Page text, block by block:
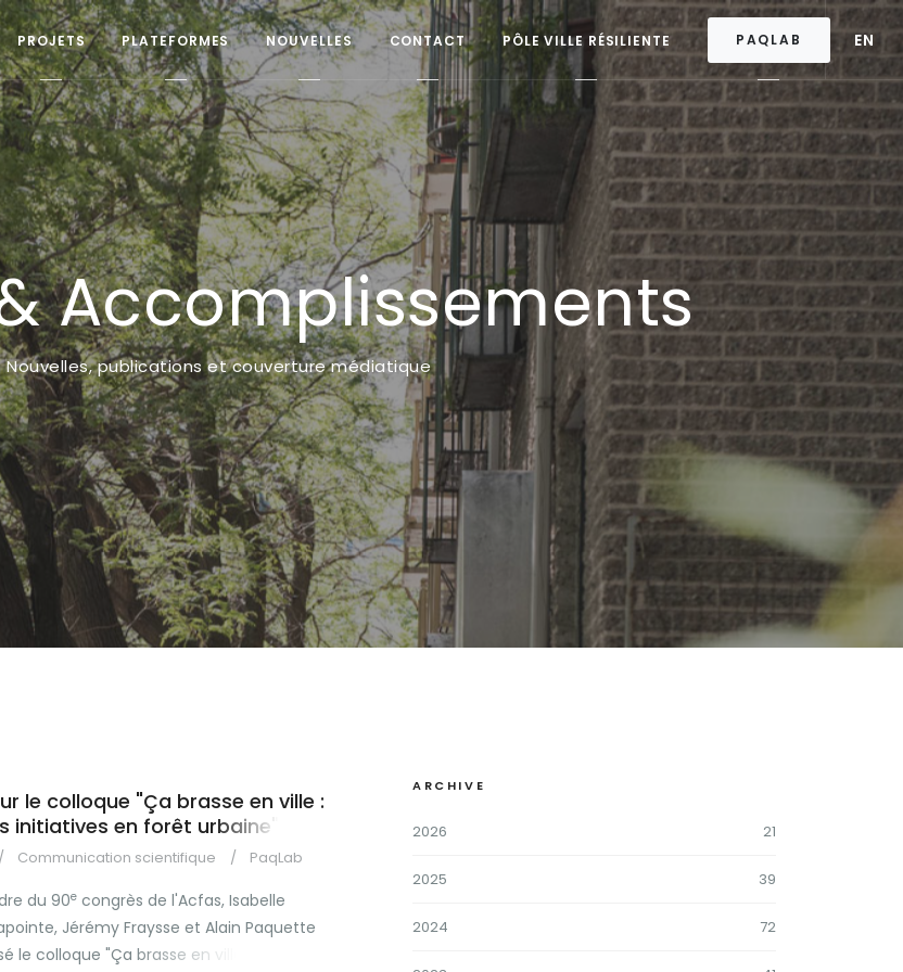
PROJETS PLATEFORMES NOUVELLES CONTACT PÔLE VILLE RÉSILIENTE PAQLAB EN
Accomplissements
Nouvelles, publications et couverture médiatique
le colloque "Ça brasse en ville :
initiatives en forêt urbaine"
Communication scientifique PaqLab
du 90e congrès de l'Acfas, Isabelle
Jérémy Fraysse et Alain Paquette
le colloque "Ça brasse en ville : nouvelles
ARCHIVE
2026 21
2025 39
2024 72